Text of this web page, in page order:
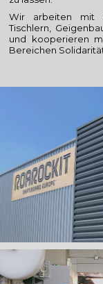
Wir arbeiten mit
Tischlern,
und kooperieren
Bereichen